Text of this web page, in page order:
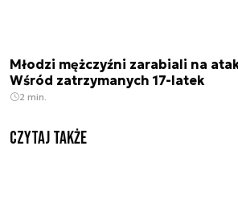
Młodzi mężczyźni zarabiali na
Wśród zatrzymanych 17-latek
2 min.
Czytaj także